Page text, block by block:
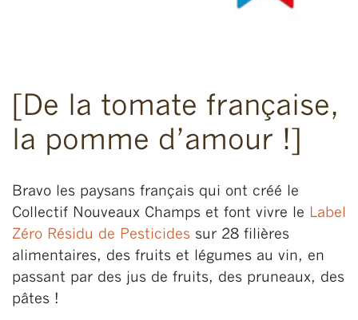
[De la tomate française,
la pomme d’amour !]
Bravo les paysans français qui ont créé le
Collectif Nouveaux Champs et font vivre le Label
Zéro Résidu de Pesticides sur 28 filières
alimentaires, des fruits et légumes au vin, en
passant par des jus de fruits, des pruneaux, des
pâtes !